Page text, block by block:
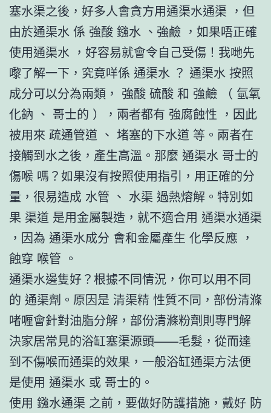
塞水渠之後，好多人會貪方用通渠水通渠 ，但
由於通渠水 係 強酸 鏹水 、強鹼 ，如果唔正確
使用通渠水 ，好容易就會令自己受傷！我哋先
嚟了解一下，究竟咩係 通渠水 ？ 通渠水 按照
成分可以分為兩類， 強酸 硫酸 和 強鹼 （ 氫氧
化鈉 、 哥士的 ），兩者都有 強腐蝕性 ，因此
被用來 疏通管道 、 堵塞的下水道 等。兩者在
接觸到水之後，產生高溫。那麼 通渠水 哥士的
傷喉 嗎？如果沒有按照使用指引，用正確的分
量，很易造成 水管 、 水渠 過熱熔解。特別如
果 渠道 是用金屬製造，就不適合用 通渠水通渠
，因為 通渠水成分 會和金屬產生 化學反應 ，
蝕穿 喉管 。
通渠水邊隻好？根據不同情況，你可以用不同
的 通渠劑。原因是 清渠精 性質不同，部份清滌
啫喱會針對油脂分解，部份清滌粉劑則專門解
決家居常見的浴缸塞渠源頭——毛髮，從而達
到不傷喉而通渠的效果，一般浴缸通渠方法便
是使用 通渠水 或 哥士的。
使用 鏹水通渠 之前，要做好防護措施，戴好 防